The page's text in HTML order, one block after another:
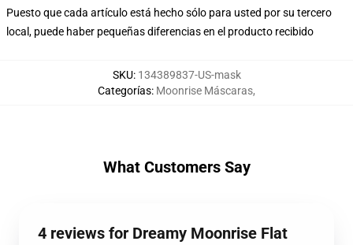
Puesto que cada artículo está hecho sólo para usted por su tercero
local, puede haber pequeñas diferencias en el producto recibido
SKU: 134389837-US-mask
Categorías: Moonrise Máscaras,
What Customers Say
4 reviews for Dreamy Moonrise Flat